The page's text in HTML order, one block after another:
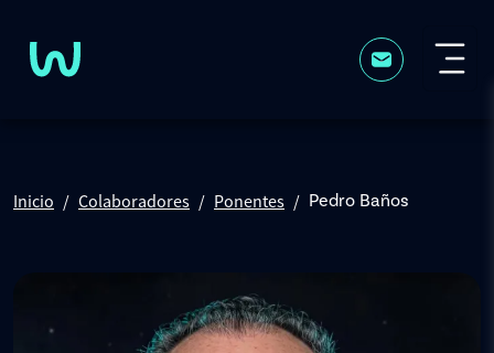
Inicio Colaboradores Ponentes Pedro Baños